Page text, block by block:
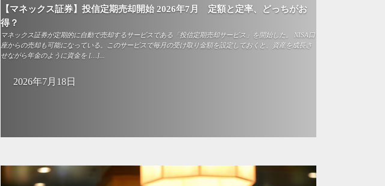
【マネックス証券】投信定期売却開始 2026年7月 定額と定率、どっちがお
得？
マネックス証券が定期的に自動で売却するサービスである「投信定期売却サービス」を開始した。 NISA口
座からの売却も可能になっている。このサービスで毎月の受け取り金額を設定しておくと、資産を成長さ
せながら年金のように資金を […]...
2026年7月18日